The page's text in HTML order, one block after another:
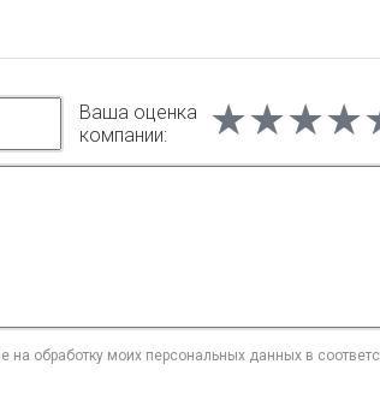
Ваша оценка
компании:
на обработку моих персональных данных в